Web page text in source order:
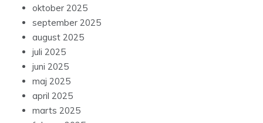
oktober 2025
september 2025
august 2025
juli 2025
juni 2025
maj 2025
april 2025
marts 2025